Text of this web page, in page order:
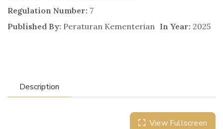
Regulation Number: 7
Published By: Peraturan Kementerian In Year: 2025
Description
View Fullscreen